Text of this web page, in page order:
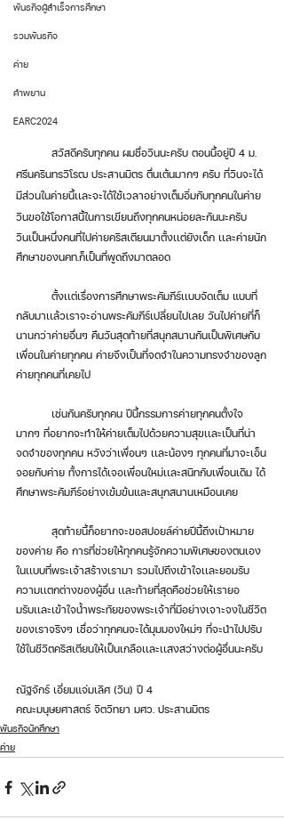
พันธกิจผู้สำเร็จการศึกษา
รวมพันธกิจ
ค่าย
คำพยาน
EARC2024
ศรีนครินทรวิโรฒ ประสานมิตร ตื่นเต้นมากๆ ครับ ที่วินจะได้
มีส่วนในค่ายนี้เเละจะได้ใช้เวลาอย่างเต็มอิ่มกับทุกคนในค่าย
วินขอใช้โอกาสนี้ในการเขียนถึงทุกคนหน่อยละกันนะครับ
วินเป็นหนึ่งคนที่ไปค่ายคริสเตียนมาตั้งเเต่ยังเด็ก เเละค่ายนัก
ศึกษาของนคท.ก็เป็นที่พูดถึงมาตลอด
กลับมาเเล้วเราจะอ่านพระคัมภีร์เปลี่ยนไปเลย วันไปค่ายที่ก็
นานกว่าค่ายอื่นๆ คืนวันสุดท้ายที่สนุกสนานกันเป็นพิเศษกับ
เพื่อนในค่ายทุกคน ค่ายจึงเป็นที่จดจำในความทรงจำของลูก
ค่ายทุกคนที่เคยไป
มากๆ ที่อยากจะทำให้ค่ายเต็มไปด้วยความสุขเเละเป็นที่น่า
จดจำของทุกคน หวังว่าเพื่อนๆ เเละน้องๆ ทุกคนที่มาจะเอ็น
จอยกับค่าย ทั้งการได้เจอเพื่อนใหม่เเละสนิทกับเพื่อนเดิม ได้
ศึกษาพระคัมภีร์อย่างเข้มข้นและสนุกสนานเหมือนเคย
ของค่าย คือ การที่ช่วยให้ทุกคนรู้จักความพิเศษของตนเอง
ในเเบบที่พระเจ้าสร้างเรามา รวมไปถึงเข้าใจเเละยอมรับ
ความเเตกต่างของผู้อื่น เเละท้ายที่สุดคือช่วยให้เรายอ
มรับเเละเข้าใจน้ำพระทัยของพระเจ้าที่มีอย่างเจาะจงในชีวิต
ของเราจริงๆ เชื่อว่าทุกคนจะได้มุมมองใหม่ๆ ที่จะนำไปปรับ
ใช้ในชีวิตคริสเตียนให้เป็นเกลือเเละเเสงสว่างต่อผู้อื่นนะครับ
ณัฐจักร์ เอี่ยมแจ่มเลิศ (วิน) ปี 4
คณะมนุษยศาสตร์ จิตวิทยา มศว. ประสานมิตร
พันธกิจนักศึกษา
ค่าย